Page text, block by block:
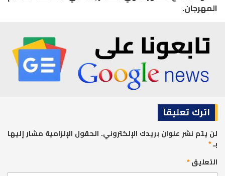
المهرجان.
اترك تعليقاً
لن يتم نشر عنوان بريدك الإلكتروني. الحقول الإلزامية مشار إليها
بـ*
التعليق*